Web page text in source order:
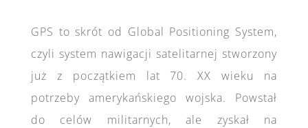
GPS to skrót od Global Positioning System,
czyli system nawigacji satelitarnej stworzony
już z początkiem lat 70. XX wieku na
potrzeby amerykańskiego wojska. Powstał
do celów militarnych, ale zyskał na